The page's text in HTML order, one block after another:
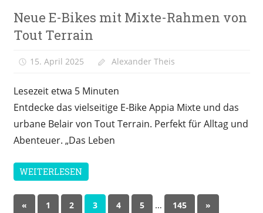
Bike
News
Neue E-Bikes mit Mixte-Rahmen von
Tout Terrain
15. April 2025 Alexander Theis
Lesezeit etwa 5 Minuten
Entdecke das vielseitige E-Bike Appia Mixte und das
urbane Belair von Tout Terrain. Perfekt für Alltag und
Abenteuer. „Das Leben
WEITERLESEN
Seitennummerierung
«Vorherige
1 2 3 4 5 … 145
Nächste
»